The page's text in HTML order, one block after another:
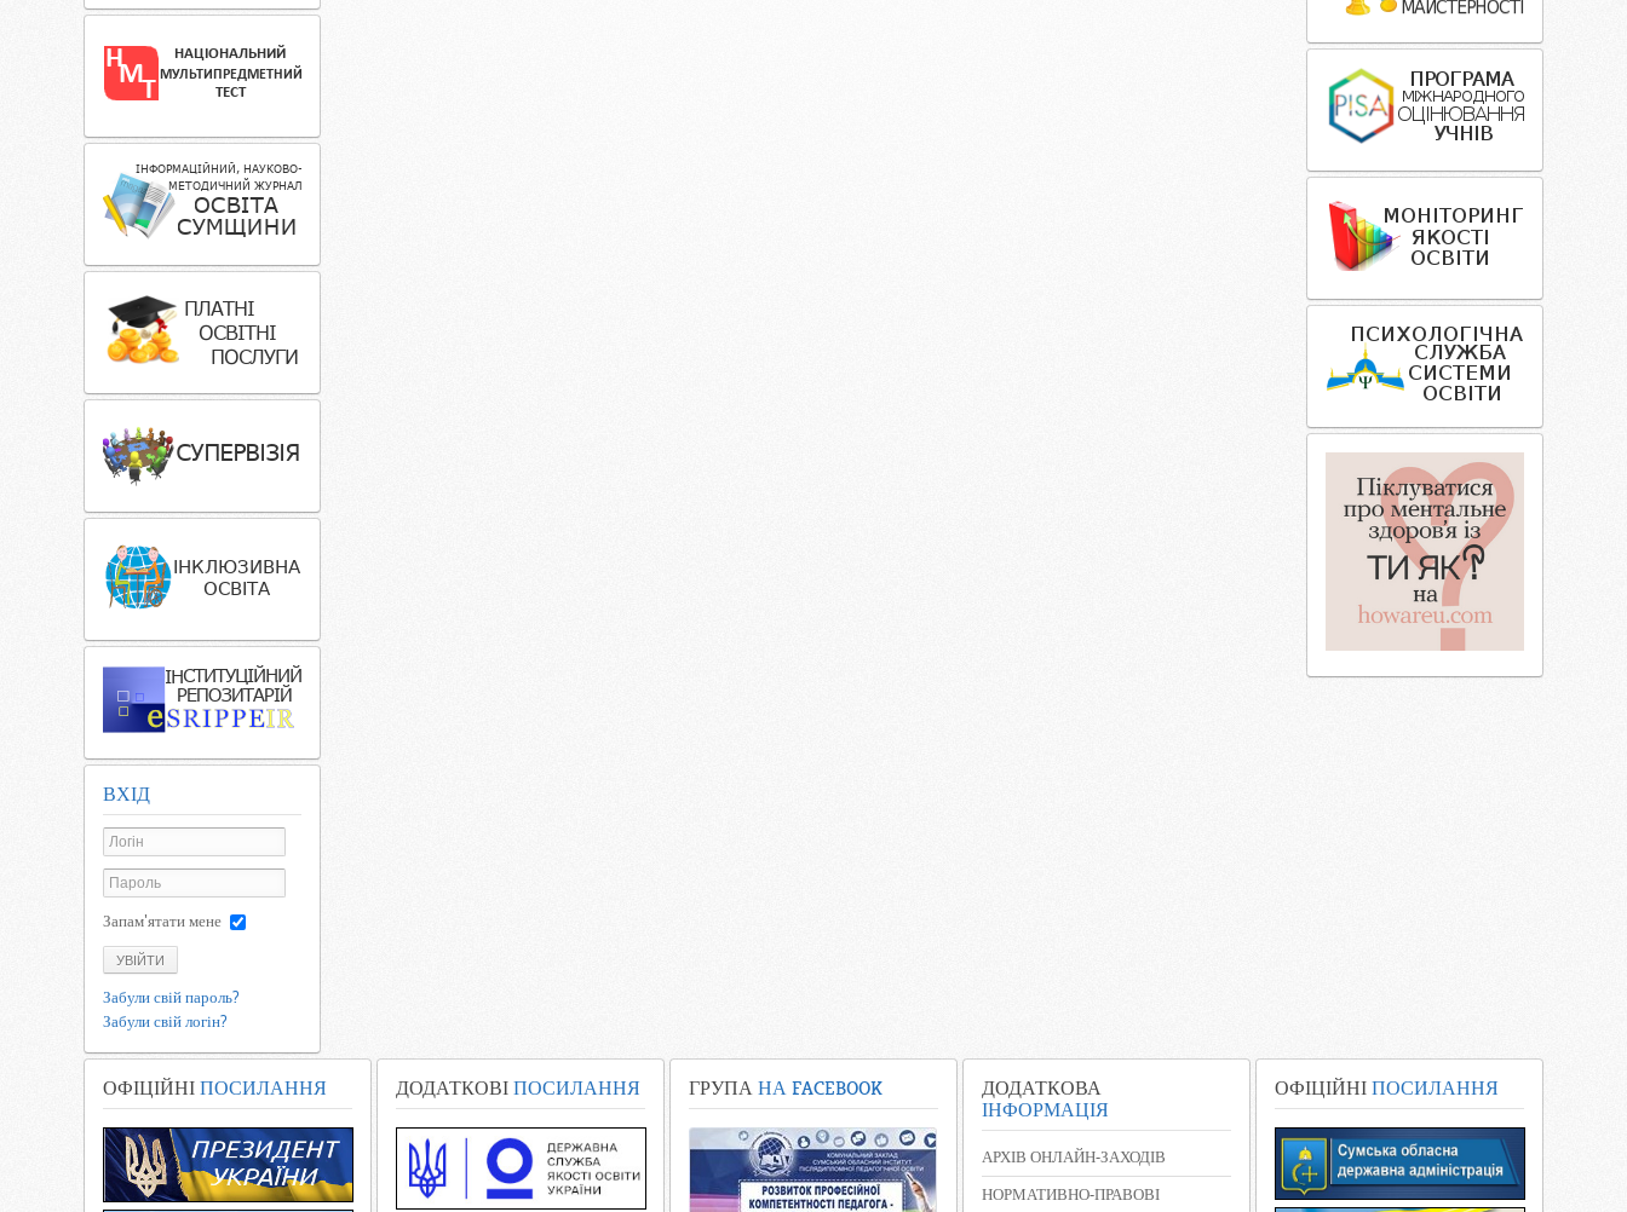
ВХІД
Запам'ятати мене
УВІЙТИ
Забули свій пароль?
Забули свій логін?
ОФІЦІЙНІ ПОСИЛАННЯ ДОДАТКОВІ ПОСИЛАННЯ ГРУПА НА FACEBOOK
ДОДАТКОВА
ІНФОРМАЦІЯ
АРХІВ ОНЛАЙН-ЗАХОДІВ
НОРМАТИВНО-ПРАВОВІ
ОФІЦІЙНІ ПОСИЛАННЯ